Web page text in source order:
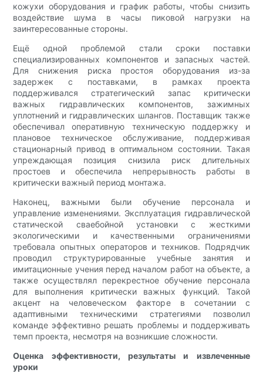
кожухи оборудования и график работы, чтобы снизить
воздействие шума в часы пиковой нагрузки на
заинтересованные стороны.
Ещё одной проблемой стали сроки поставки
специализированных компонентов и запасных частей.
Для снижения риска простоя оборудования из-за
задержек с поставками, в рамках проекта
поддерживался стратегический запас критически
важных гидравлических компонентов, зажимных
уплотнений и гидравлических шлангов. Поставщик также
обеспечивал оперативную техническую поддержку и
плановое техническое обслуживание, поддерживая
стационарный привод в оптимальном состоянии. Такая
упреждающая позиция снизила риск длительных
простоев и обеспечила непрерывность работы в
критически важный период монтажа.
Наконец, важными были обучение персонала и
управление изменениями. Эксплуатация гидравлической
статической сваебойной установки с жесткими
экологическими и качественными ограничениями
требовала опытных операторов и техников. Подрядчик
проводил структурированные учебные занятия и
имитационные учения перед началом работ на объекте, а
также осуществлял перекрестное обучение персонала
для выполнения критически важных функций. Такой
акцент на человеческом факторе в сочетании с
адаптивными техническими стратегиями позволил
команде эффективно решать проблемы и поддерживать
темп проекта, несмотря на возникшие сложности.
Оценка эффективности, результаты и извлеченные
уроки